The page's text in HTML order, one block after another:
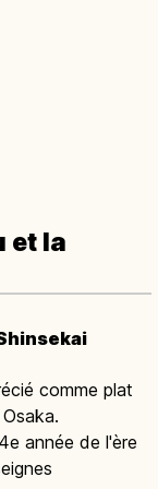
et la
comme plat
année de l'ère